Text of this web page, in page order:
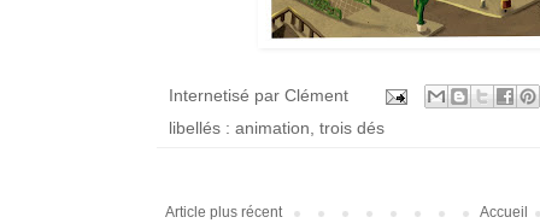
Internetisé par Clément
libellés : animation, trois dés
Article plus récent Accueil